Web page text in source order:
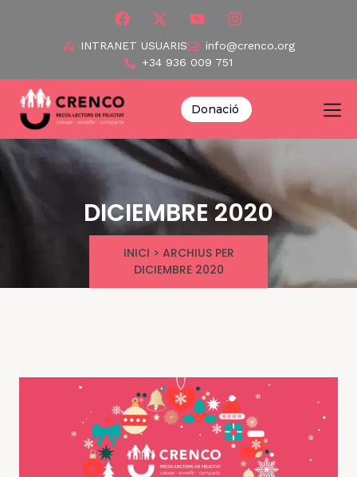
INTRANET USUARIS
info@crenco.org
+34 936 009 751
Donació
DICIEMBRE 2020
INICI > ARCHIUS PER
DICIEMBRE 2020